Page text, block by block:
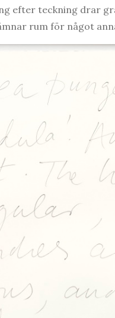
efter teckning drar
rum för något